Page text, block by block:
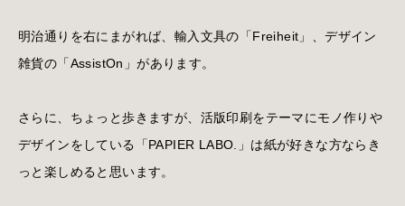
明治通りを右にまがれば、輸入文具の「Freiheit」、デザイン
雑貨の「AssistOn」があります。
さらに、ちょっと歩きますが、活版印刷をテーマにモノ作りや
デザインをしている「PAPIER LABO.」は紙が好きな方ならき
っと楽しめると思います。